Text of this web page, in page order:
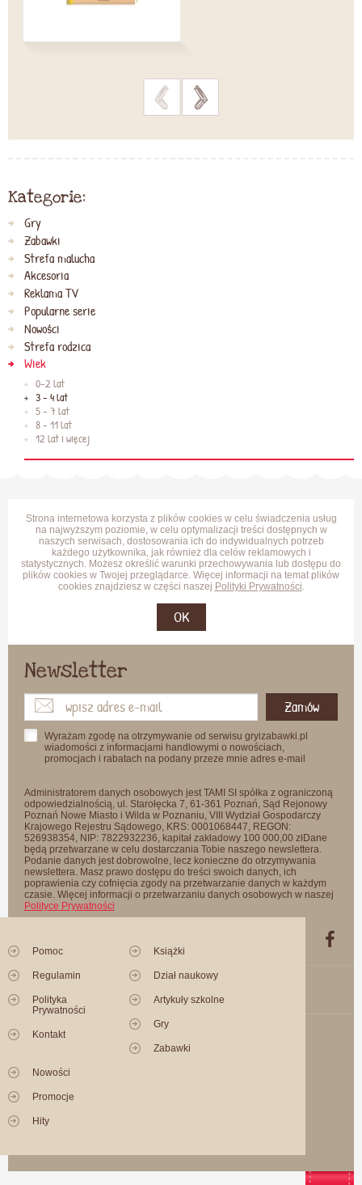
> >
Kategorie:
Gry
Zabawki
Strefa malucha
Akcesoria
Reklama TV
Popularne serie
Nowości
Strefa rodzica
Wiek
0-2 lat
3 - 4 lat
5 - 7 lat
8 - 11 lat
12 lat i więcej
Strona internetowa korzysta z plików cookies w celu świadczenia usług
na najwyższym poziomie, w celu optymalizacji treści dostępnych w
naszych serwisach, dostosowania ich do indywidualnych potrzeb
każdego użytkownika, jak również dla celów reklamowych i
statystycznych. Możesz określić warunki przechowywania lub dostępu do
plików cookies w Twojej przeglądarce. Więcej informacji na temat plików
cookies znajdziesz w części naszej Polityki Prywatności.
OK
Newsletter
Zamów
Wyrażam zgodę na otrzymywanie od serwisu gryizabawki.pl
wiadomości z informacjami handlowymi o nowościach,
promocjach i rabatach na podany przeze mnie adres e-mail
Administratorem danych osobowych jest TAMI SI spółka z ograniczoną
odpowiedzialnością, ul. Starołęcka 7, 61-361 Poznań, Sąd Rejonowy
Poznań Nowe Miasto i Wilda w Poznaniu, VIII Wydział Gospodarczy
Krajowego Rejestru Sądowego, KRS: 0001068447, REGON:
526938354, NIP: 7822932236, kapitał zakładowy 100 000,00 złDane
będą przetwarzane w celu dostarczania Tobie naszego newslettera.
Podanie danych jest dobrowolne, lecz konieczne do otrzymywania
newslettera. Masz prawo dostępu do treści swoich danych, ich
poprawienia czy cofnięcia zgody na przetwarzanie danych w każdym
czasie. Więcej informacji o przetwarzaniu danych osobowych w naszej
Polityce Prywatności
Pomoc
Regulamin
Polityka
Prywatności
Kontakt
Książki
Dział naukowy
Artykuły szkolne
Gry
Zabawki
Nowości
Promocje
Hity